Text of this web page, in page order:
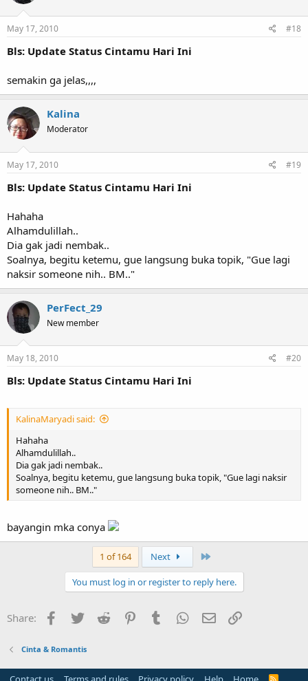
May 17, 2010 #18
Bls: Update Status Cintamu Hari Ini
semakin ga jelas,,,,
Kalina
Moderator
May 17, 2010 #19
Bls: Update Status Cintamu Hari Ini
Hahaha
Alhamdulillah..
Dia gak jadi nembak..
Soalnya, begitu ketemu, gue langsung buka topik, "Gue lagi
naksir someone nih.. BM.."
PerFect_29
New member
May 18, 2010 #20
Bls: Update Status Cintamu Hari Ini
KalinaMaryadi said:
Hahaha
Alhamdulillah..
Dia gak jadi nembak..
Soalnya, begitu ketemu, gue langsung buka topik, "Gue lagi naksir
someone nih.. BM.."
bayangin mka conya
1 of 164 Next
You must log in or register to reply here.
Share: Facebook
Twitter Reddit PinterestTumblr WhatsApp
Email
Cinta & Romantis
R